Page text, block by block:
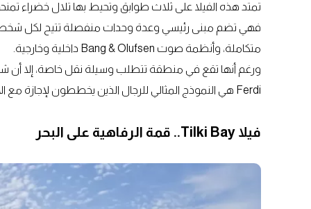
تمتد هذه الفيلا على ثلاث طوابق وتحيط بها تلال خضراء
فهي تضم مبنى رئيسي وعدة وحدات منفصلة تتيح لكل شخص
متكاملة، وأنظمة صوت Bang & Olufsen داخلية وخارجية.
Ferdi هي النموذج المثالي للرجال الذين يخططون لإجازة مع الأصدقاء دون التنازل عن الأناقة أو الخصوصية.
فيلا Tilki Bay.. قمة الرفاهية على البحر